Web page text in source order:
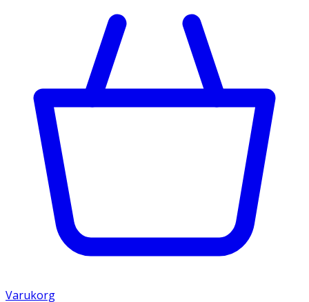
Varukorg